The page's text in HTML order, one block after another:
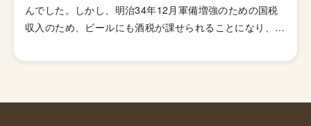
んでした。しかし、明治34年12月軍備増強のための国税
収入のため、ビールにも酒税が課せられることになり、資
を消していきました。これによりビール作りは戦後しばら